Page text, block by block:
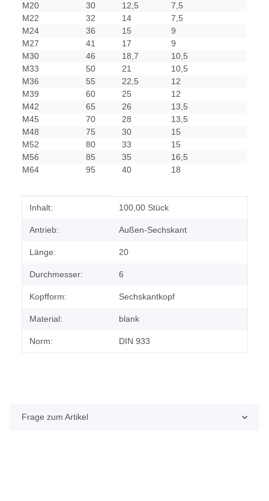
M20
30 12,5
7,5
M22
32 14
7,5
M24
36 15
9
M27
41 17
9
M30
46 18,7
10,5
M33
50 21
10,5
M36
55 22,5
12
M39
60 25
12
M42
65 26
13,5
M45
70 28
13,5
M48
75 30
15
M52
80 33
15
M56
85 35
16,5
M64
95 40 18
Produkteigenschaft
Wert
Inhalt: 100,00 Stück
Antrieb: Außen-Sechskant
Länge: 20
Durchmesser: 6
Kopfform: Sechskantkopf
Material: blank
Norm: DIN 933
Frage zum Artikel